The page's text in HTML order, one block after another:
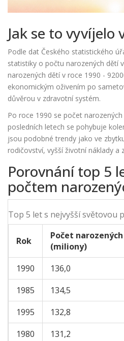
Jak se to vyvíjelo
Podle dat Českého statistického
statistiky o počtu narozených dětí
narozených dětí v roce 1990 -
ekonomickým oživením po
důvěrou v zdravotní systém.
Po roce 1990 se počet
posledních letech se pohybuje
jsou podobné trendy jako ve
rodičovství, vyšší životní náklady a
Porovnání top 5
počtem
Top 5 let s nejvyšší světovou
Rok
Počet narozených
(miliony)
1990
136,0
1985
134,5
1995
132,8
1980
131,2